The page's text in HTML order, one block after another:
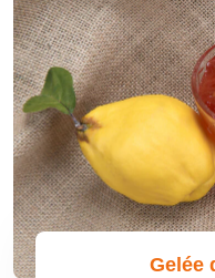
Gelée